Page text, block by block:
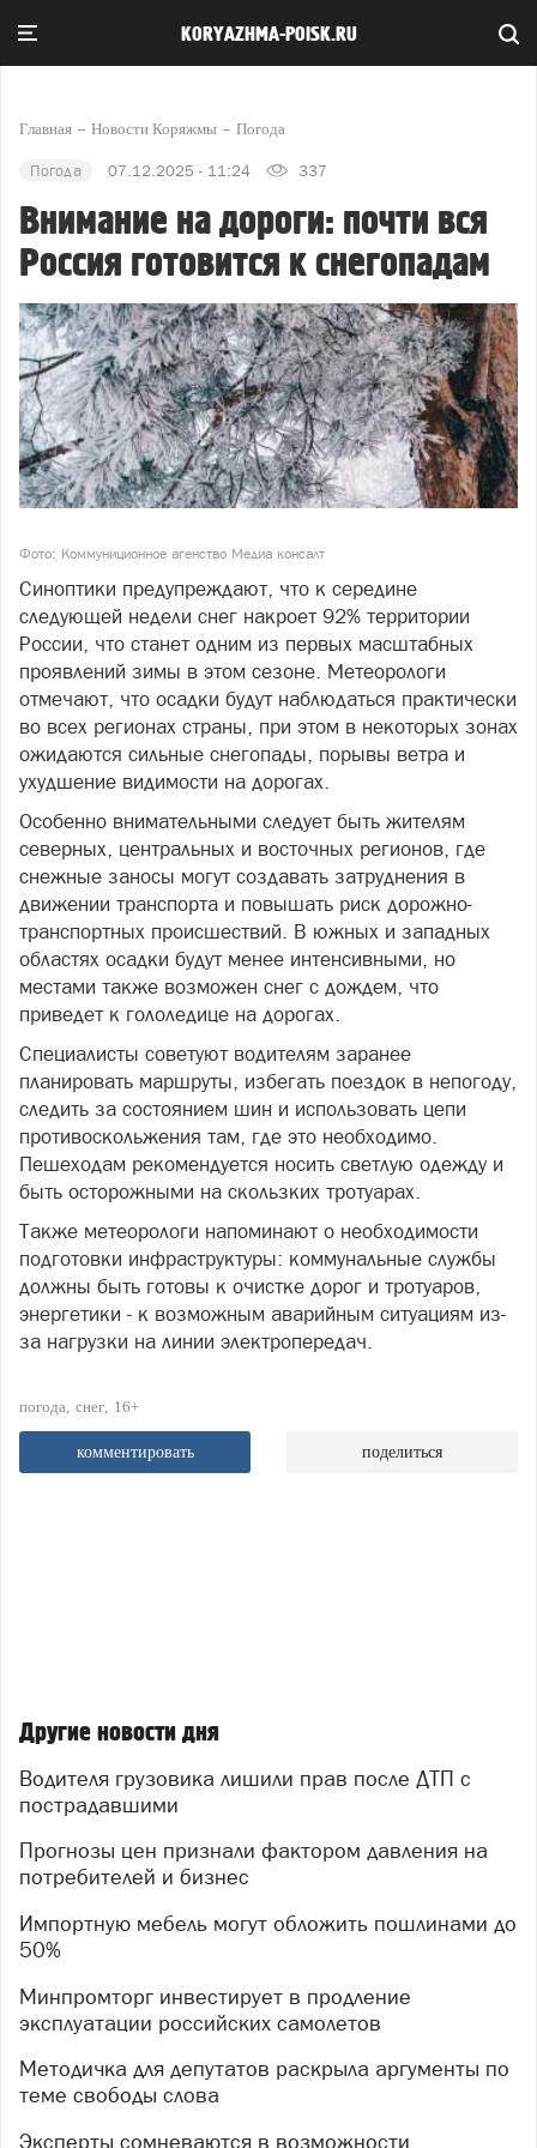
KORYAZHMA-POISK.RU
Главная Новости Коряжмы Погода
Погода 07.12.2025 - 11:24 337
Внимание на дороги: почти вся
Россия готовится к снегопадам
Фото: Коммуниционное агенство Медиа консалт
Синоптики предупреждают, что к середине
следующей недели снег накроет 92% территории
России, что станет одним из первых масштабных
проявлений зимы в этом сезоне. Метеорологи
отмечают, что осадки будут наблюдаться практически
во всех регионах страны, при этом в некоторых зонах
ожидаются сильные снегопады, порывы ветра и
ухудшение видимости на дорогах.
Особенно внимательными следует быть жителям
северных, центральных и восточных регионов, где
снежные заносы могут создавать затруднения в
движении транспорта и повышать риск дорожно-
транспортных происшествий. В южных и западных
областях осадки будут менее интенсивными, но
местами также возможен снег с дождем, что
приведет к гололедице на дорогах.
Специалисты советуют водителям заранее
планировать маршруты, избегать поездок в непогоду,
следить за состоянием шин и использовать цепи
противоскольжения там, где это необходимо.
Пешеходам рекомендуется носить светлую одежду и
быть осторожными на скользких тротуарах.
Также метеорологи напоминают о необходимости
подготовки инфраструктуры: коммунальные службы
должны быть готовы к очистке дорог и тротуаров,
энергетики - к возможным аварийным ситуациям из-
за нагрузки на линии электропередач.
погода снег 16+
комментировать поделиться
Другие новости дня
Водителя грузовика лишили прав после ДТП с
пострадавшими
Прогнозы цен признали фактором давления на
потребителей и бизнес
Импортную мебель могут обложить пошлинами до
50%
Минпромторг инвестирует в продление
эксплуатации российских самолетов
Методичка для депутатов раскрыла аргументы по
теме свободы слова
Эксперты сомневаются в возможности